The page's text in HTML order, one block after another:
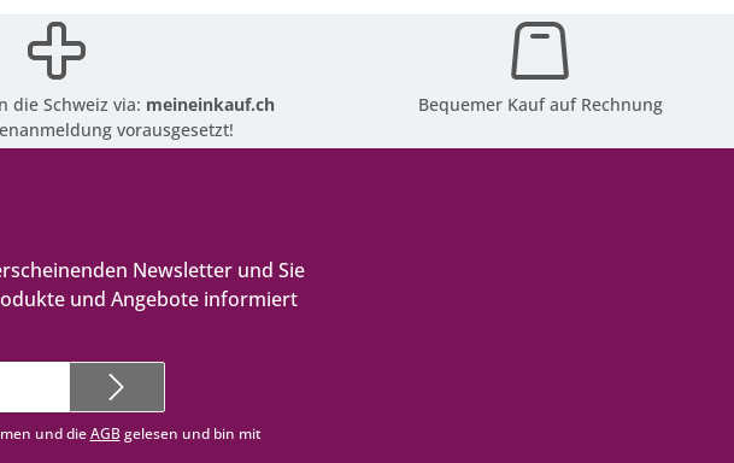
die Schweiz via: meineinkauf.ch
vorausgesetzt!
Bequemer Kauf auf Rechnung
Newsletter und Sie
und Angebote informiert
und dieAGBgelesen und bin mit